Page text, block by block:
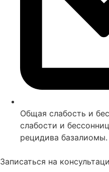
Общая слабость и
слабости и
рецидива базалиомы.
Записаться на